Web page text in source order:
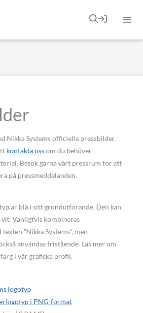
Nikka Systems officiella pressbilder.
kontakta ossom du behöver
Besök gärna vårt pressrum för att
på pressmeddelanden.
är blå i sitt grundutförande. Den kan
vit. Vanligtvis kombineras
”Nikka Systems”, men
användas fristående. Läs mer om
i vår grafiska profil.
i PNG-format